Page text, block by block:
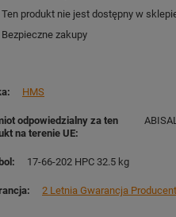
Ten produkt nie jest dostępny w
Bezpieczne zakupy
HMS
odpowiedzialny za ten
na terenie UE
17-66-202 HPC 32.5 kg
2 Letnia Gwarancja